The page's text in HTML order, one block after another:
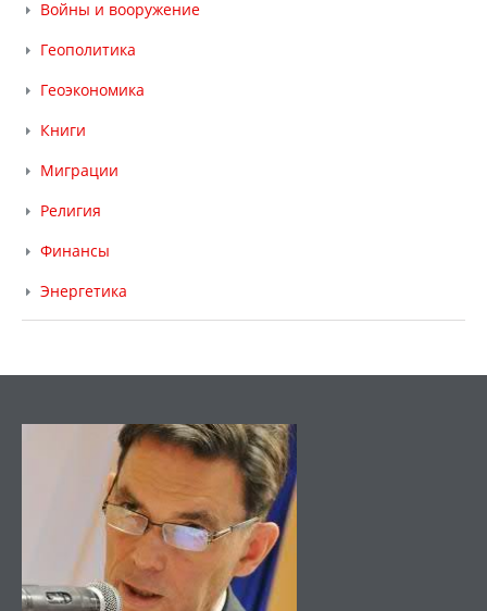
Войны и вооружение
Геополитика
Геоэкономика
Книги
Миграции
Религия
Финансы
Энергетика